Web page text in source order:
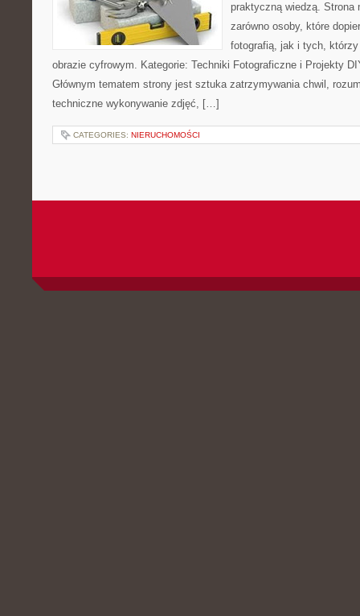
praktyczną wiedzą. Strona
zarówno osoby, które
fotografią, jak i tych,
obrazie cyfrowym. Kategorie: Techniki Fotograficzne i Projekty
Głównym tematem strony jest sztuka zatrzymywania chwil,
techniczne wykonywanie zdjęć, […]
CATEGORIES: NIERUCHOMOŚCI